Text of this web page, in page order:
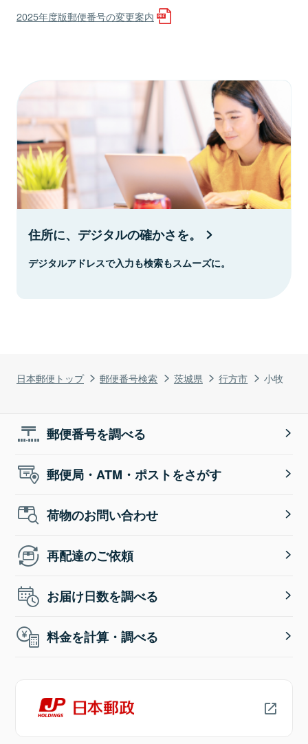
日本郵便トップ 郵便番号検索 茨城県 行方市 小牧
2025年度版郵便番号の変更案内
住所に、デジタルの確かさを。
デジタルアドレスで入力も検索もスムーズに。
郵便番号を調べる
郵便局・ATM・ポストをさがす
荷物のお問い合わせ
再配達のご依頼
お届け日数を調べる
料金を計算・調べる